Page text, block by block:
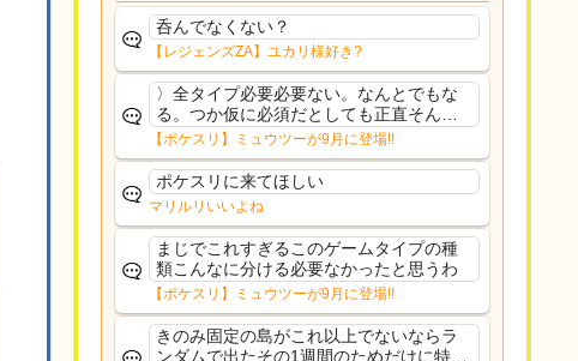
呑んでなくない？
【レジェンズZA】ユカリ様好き?
〉全タイプ必要必要ない。なんとでもな
る。つか仮に必須だとしても正直そんな
もんに付き合う気は無い。運営は時間の
リソースを甘く見すぎなのよ。ポケスリ
やったことないやろうなと思ってる。〉
ラピスEX最短二年後...
【ポケスリ】ミュウツーが9月に登場!!
ポケスリに来てほしい
マリルリいいよね
まじでこれすぎるこのゲームタイプの種
類こんなに分ける必要なかったと思うわ
【ポケスリ】ミュウツーが9月に登場!!
きのみ固定の島がこれ以上でないならラ
ンダムで出たその1週間のためだけに特定